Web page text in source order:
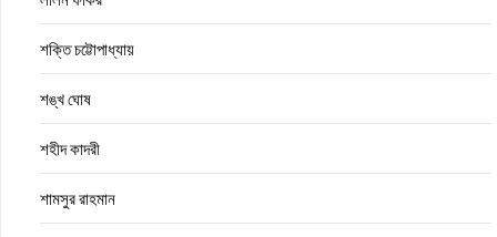
শক্তি চট্টোপাধ্যায়
শঙ্খ ঘোষ
শহীদ কাদরী
শামসুর রাহমান